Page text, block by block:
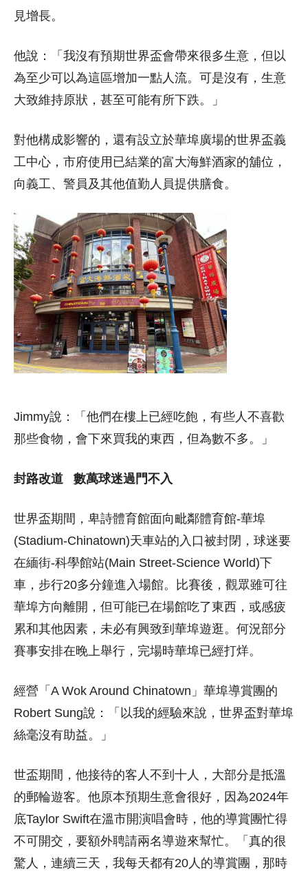
見增長。
他說：「我沒有預期世界盃會帶來很多生意，但以
為至少可以為這區增加一點人流。可是沒有，生意
大致維持原狀，甚至可能有所下跌。」
對他構成影響的，還有設立於華埠廣場的世界盃義
工中心，市府使用已結業的富大海鮮酒家的舖位，
向義工、警員及其他值勤人員提供膳食。
Jimmy說：「他們在樓上已經吃飽，有些人不喜歡
那些食物，會下來買我的東西，但為數不多。」
封路改道 數萬球迷過門不入
世界盃期間，卑詩體育館面向毗鄰體育館-華埠
(Stadium-Chinatown)天車站的入口被封閉，球迷要
在緬街-科學館站(Main Street-Science World)下
車，步行20多分鐘進入場館。比賽後，觀眾雖可往
華埠方向離開，但可能已在場館吃了東西，或感疲
累和其他因素，未必有興致到華埠遊逛。何況部分
賽事安排在晚上舉行，完場時華埠已經打烊。
經營「A Wok Around Chinatown」華埠導賞團的
Robert Sung說：「以我的經驗來說，世界盃對華埠
絲毫沒有助益。」
世盃期間，他接待的客人不到十人，大部分是抵溫
的郵輪遊客。他原本預期生意會很好，因為2024年
底Taylor Swift在溫市開演唱會時，他的導賞團忙得
不可開交，要額外聘請兩名導遊來幫忙。「真的很
驚人，連續三天，我每天都有20人的導賞團，那時